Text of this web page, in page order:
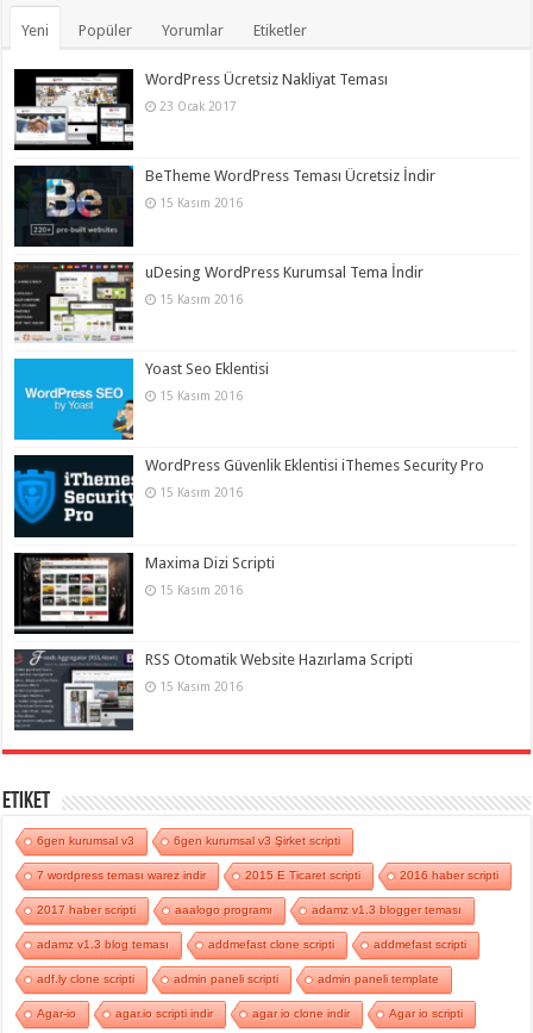
Yeni Popüler Yorumlar Etiketler
WordPress Ücretsiz Nakliyat Teması
23 Ocak 2017
BeTheme WordPress Teması Ücretsiz İndir
15 Kasım 2016
uDesing WordPress Kurumsal Tema İndir
15 Kasım 2016
Yoast Seo Eklentisi
15 Kasım 2016
WordPress Güvenlik Eklentisi iThemes Security Pro
15 Kasım 2016
Maxima Dizi Scripti
15 Kasım 2016
RSS Otomatik Website Hazırlama Scripti
15 Kasım 2016
Etiket
6gen kurumsal v3 6gen kurumsal v3 Şirket scripti
7 wordpress teması warez indir 2015 E Ticaret scripti 2016 haber scripti
2017 haber scripti aaalogo programı adamz v1.3 blogger teması
adamz v1.3 blog teması addmefast clone scripti addmefast scripti
adf.ly clone scripti admin paneli scripti admin paneli template
Agar-io agar.io scripti indir agar io clone indir Agar io scripti